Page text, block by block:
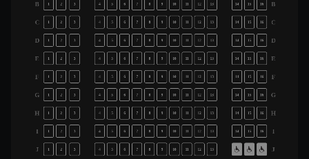
B
C
D
E
F
G
H
I
J
B
C
D
E
F
G
H
I
J
1 2 3 4 5 6 7 8 9 10 11 12 13 14 15 16
2 3 4 5 6 7 8 9 10 11 12 13 14 15 16
1 2 3 4 5 6 7 8 9 10 11 12 13 14 15 16
1 2 3 4 5 6 7 8 9 10 11 12 13 14 15 16
1 2 3 4 5 6 7 8 9 10 11 12 13 14 15 16
1 2 3 4 5 6 7 8 9 10 11 12 13 14 15 16
2 3 4 5 6 7 8 9 10 12 13 14 15 16
1 2 3 4 5 6 7 8 9 10 11 12 13 14 15 16
1 2 3 4 5 6 7 8 9 10 11 12 13